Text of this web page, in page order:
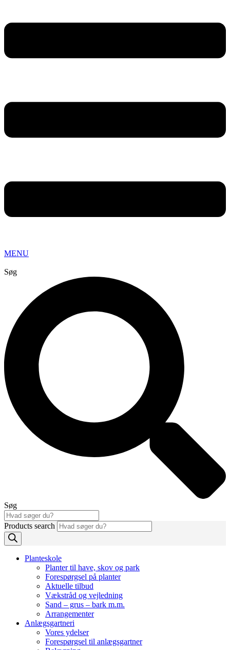
MENU
Søg
Søg
Products search
Planteskole
Planter til have, skov og park
Forespørgsel på planter
Aktuelle tilbud
Vækstråd og vejledning
Sand – grus – bark m.m.
Arrangementer
Anlægsgartneri
Vores ydelser
Forespørgsel til anlægsgartner